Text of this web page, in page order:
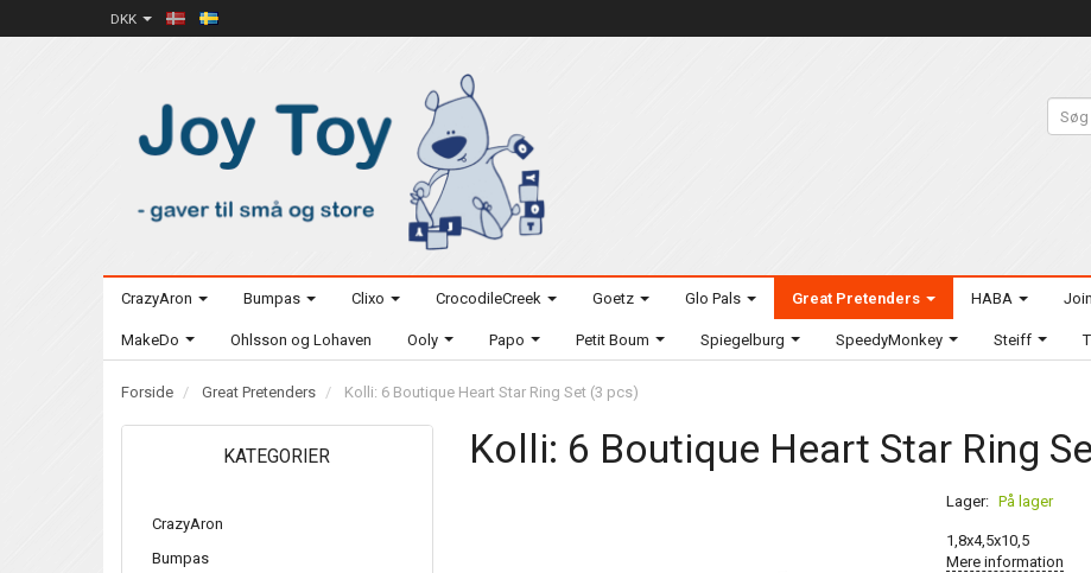
DKK
CrazyAron Bumpas Clixo CrocodileCreek Goetz Glo Pals Great Pretenders HABA
MakeDo Ohlsson og Lohaven Ooly Papo Petit Boum Spiegelburg SpeedyMonkey Steiff
Forside Great Pretenders Kolli: 6 Boutique Heart Star Ring Set (3 pcs)
KATEGORIER
CrazyAron
Bumpas
Kolli: 6 Boutique Heart Star Ring
Lager: På lager
1,8x4,5x10,5
Mere information